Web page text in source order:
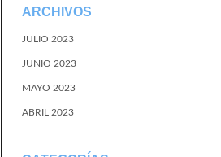
ARCHIVOS
JULIO 2023
JUNIO 2023
MAYO 2023
ABRIL 2023